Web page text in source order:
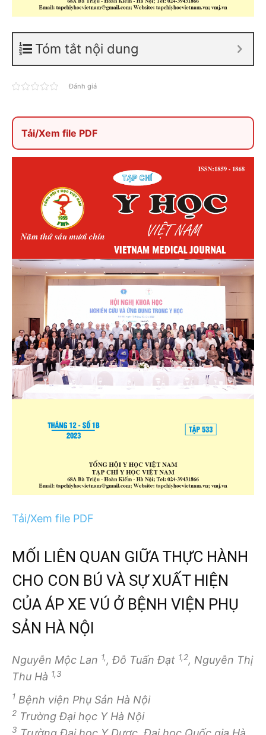
Tóm tắt nội dung
Đánh giá
Tải/Xem file PDF
Tải/Xem file PDF
MỐI LIÊN QUAN GIỮA THỰC HÀNH
CHO CON BÚ VÀ SỰ XUẤT HIỆN
CỦA ÁP XE VÚ Ở BỆNH VIỆN PHỤ
SẢN HÀ NỘI
Nguyễn Mộc Lan 1,, Đỗ Tuấn Đạt 1,2, Nguyễn Thị
Thu Hà 1,3
1 Bệnh viện Phụ Sản Hà Nội
2 Trường Đại học Y Hà Nội
3